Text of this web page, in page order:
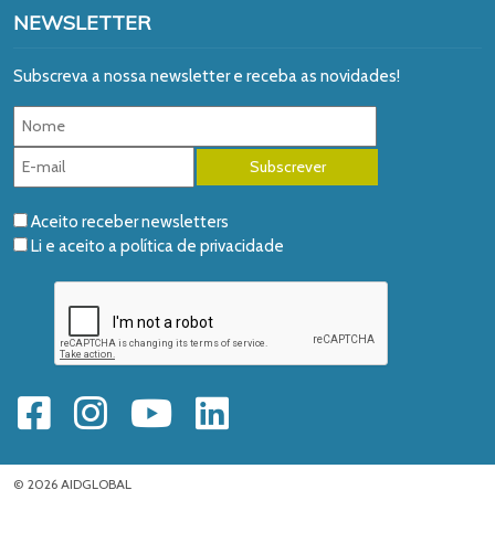
NEWSLETTER
Subscreva a nossa newsletter e receba as novidades!
Aceito receber newsletters
Li e aceito apolítica de privacidade
© 2026 AIDGLOBAL